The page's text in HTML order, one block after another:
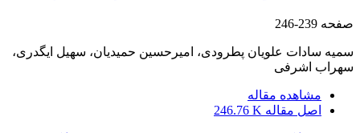
صفحه 239-246
سمیه سادات علویان پطرودی، امیرحسین حمیدیان، سهیل ایگدری،
سهراب اشرفی
مشاهده مقاله
اصل مقاله 246.76 K